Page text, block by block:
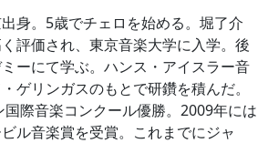
身。5歳でチェロを始める。堀了介
評価され、東京音楽大学に入学。後
ーにて学ぶ。ハンス・アイスラー音
ゲリンガスのもとで研鑽を積んだ。
際音楽コンクール優勝。2009年には
ル音楽賞を受賞。これまでにジャ